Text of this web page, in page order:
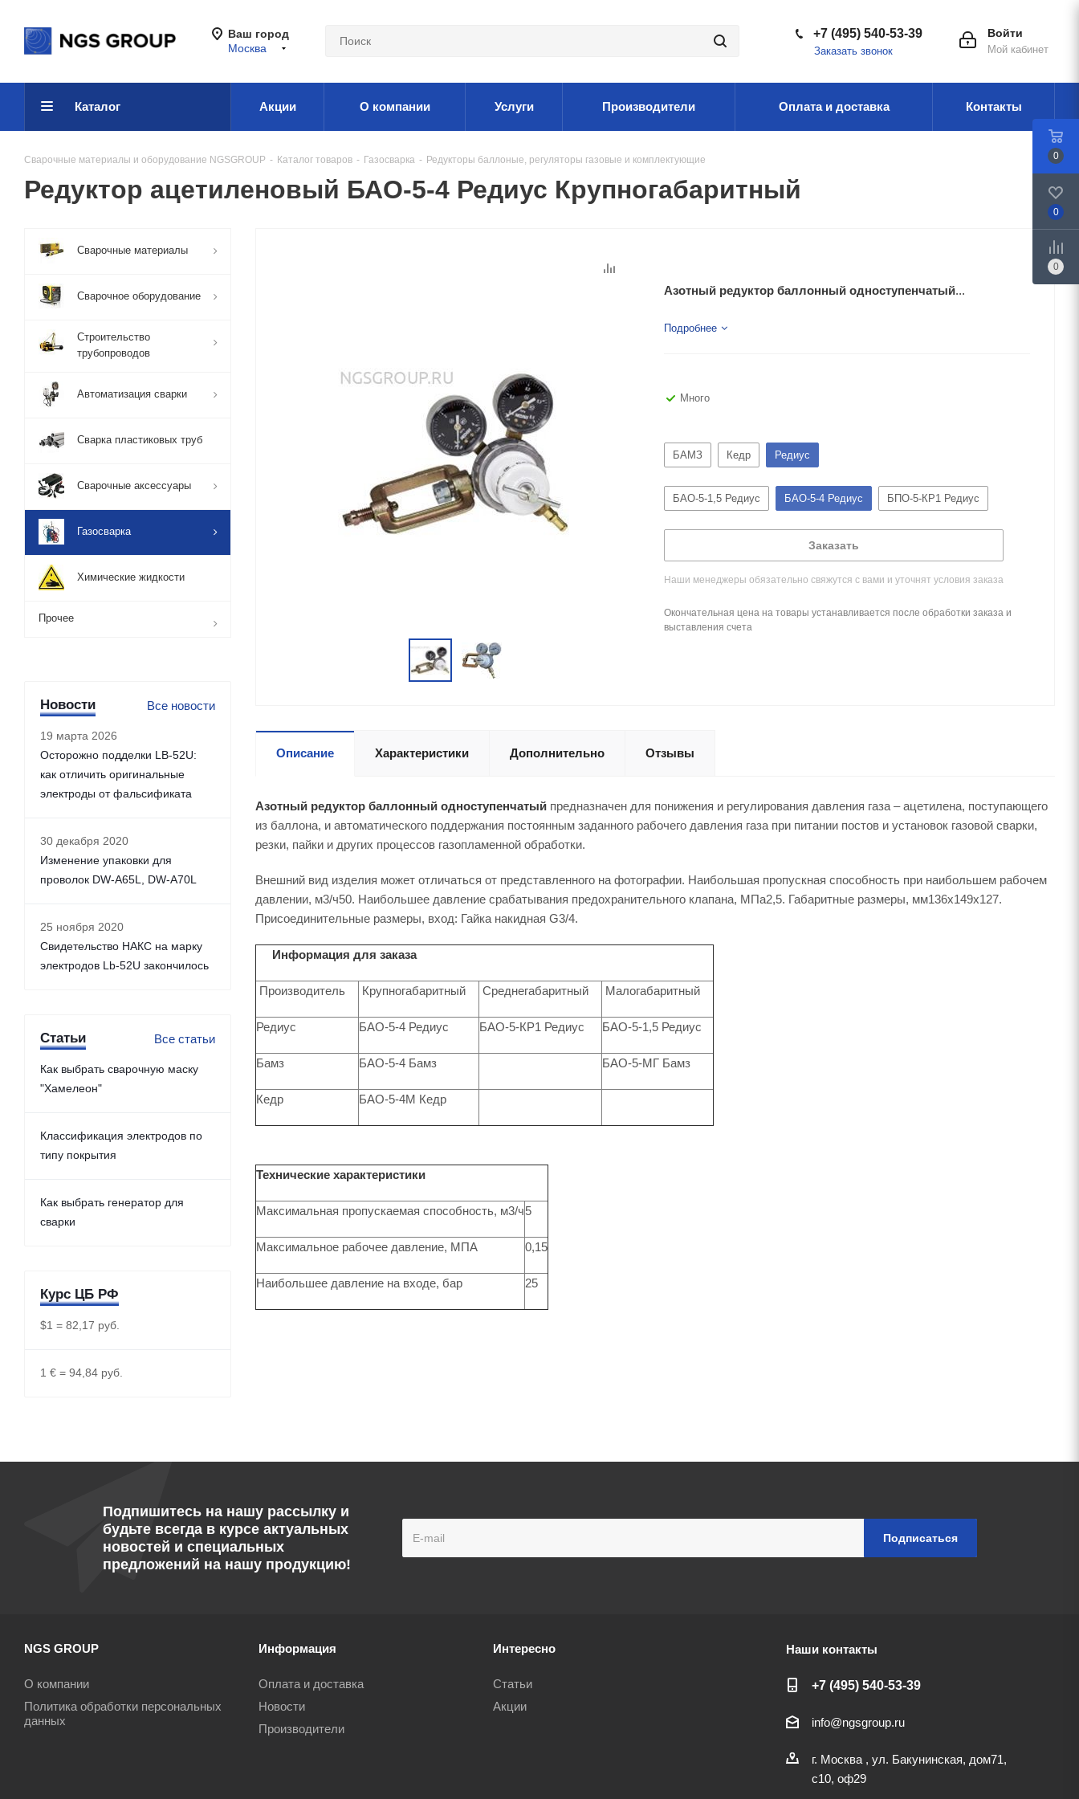
Ваш город
Москва
Войти
Мой кабинет
+7 (495) 540-53-39
Заказать звонок
Каталог Акции О компании Услуги Производители Оплата и доставка Контакты
Сварочные материалы и оборудование NGSGROUP - Каталог товаров - Газосварка - Редукторы баллоные, регуляторы газовые и комплектующие
Редуктор ацетиленовый БАО-5-4 Редиус Крупногабаритный
Азотный редуктор баллонный одноступенчатый...
Подробнее
Много
БАМЗ Кедр Редиус
БАО-5-1,5 Редиус БАО-5-4 Редиус БПО-5-КР1 Редиус
Заказать
Наши менеджеры обязательно свяжутся с вами и уточнят условия заказа
Окончательная цена на товары устанавливается после обработки заказа и
выставления счета
Описание Характеристики Дополнительно Отзывы
Азотный редуктор баллонный одноступенчатый предназначен для понижения и регулирования давления газа – ацетилена, поступающего
из баллона, и автоматического поддержания постоянным заданного рабочего давления газа при питании постов и установок газовой сварки,
резки, пайки и других процессов газопламенной обработки.
Внешний вид изделия может отличаться от представленного на фотографии. Наибольшая пропускная способность при наибольшем рабочем
давлении, м3/ч50. Наибольшее давление срабатывания предохранительного клапана, МПа2,5. Габаритные размеры, мм136х149х127.
Присоединительные размеры, вход: Гайка накидная G3/4.
Информация для заказа
Производитель Крупногабаритный Среднегабаритный Малогабаритный
Редиус БАО-5-4 Редиус БАО-5-КР1 Редиус БАО-5-1,5 Редиус
Бамз БАО-5-4 Бамз БАО-5-МГ Бамз
Кедр БАО-5-4М Кедр
Технические характеристики
Максимальная пропускаемая способность, м3/ч5
Максимальное рабочее давление, МПА 0,15
Наибольшее давление на входе, бар 25
Сварочные материалы
Сварочное оборудование
Строительство
трубопроводов
Автоматизация сварки
Сварка пластиковых труб
Сварочные аксессуары
Газосварка
Химические жидкости
Прочее
Новости Все новости
19 марта 2026
Осторожно подделки LB-52U:
как отличить оригинальные
электроды от фальсификата
30 декабря 2020
Изменение упаковки для
проволок DW-A65L, DW-A70L
25 ноября 2020
Свидетельство НАКС на марку
электродов Lb-52U закончилось
Статьи Все статьи
Как выбрать сварочную маску
"Хамелеон"
Классификация электродов по
типу покрытия
Как выбрать генератор для
сварки
Курс ЦБ РФ
$1 = 82,17 руб.
1 € = 94,84 руб.
Подпишитесь на нашу рассылку и
будьте всегда в курсе актуальных
новостей и специальных
предложений на нашу продукцию!
NGS GROUP
О компании
Политика обработки персональных
данных
Информация
Оплата и доставка
Новости
Производители
Интересно
Статьи
Акции
Наши контакты
+7 (495) 540-53-39
info@ngsgroup.ru
г. Москва , ул. Бакунинская, дом71,
с10, оф29
0
0
0